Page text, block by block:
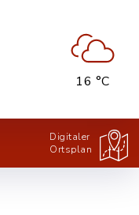
16 °C
Digitaler
Ortsplan